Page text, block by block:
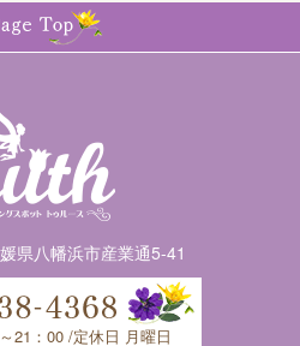
県八幡浜市産業通5-41
21：00 /定休日 月曜日